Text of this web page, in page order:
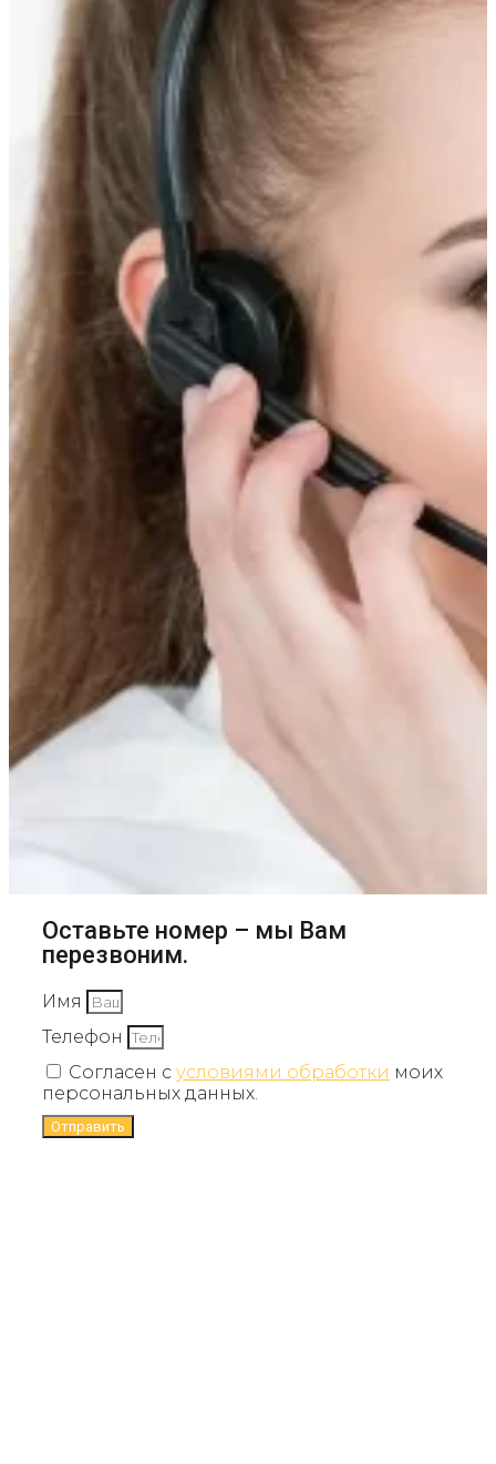
Оставьте номер – мы Вам
перезвоним.
Имя
Телефон
Согласен с условиями обработки моих
персональных данных.
Отправить